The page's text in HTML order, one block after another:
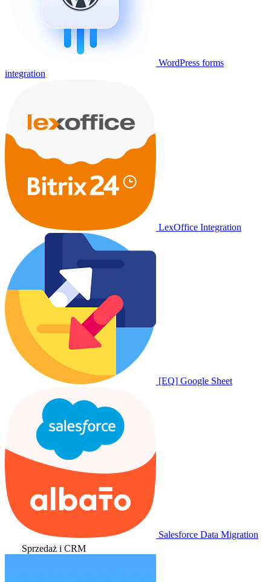
WordPress forms
integration
LexOffice Integration
[EQ] Google Sheet
Salesforce Data Migration
Sprzedaż i CRM